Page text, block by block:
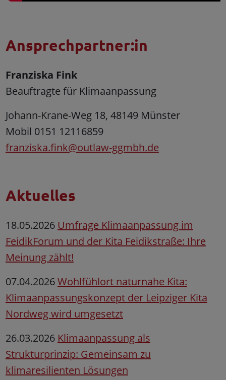
Ansprechpartner:in
Franziska Fink
Beauftragte für Klimaanpassung
Johann-Krane-Weg 18, 48149 Münster
Mobil 0151 12116859
franziska.fink@outlaw-ggmbh.de
Aktuelles
18.05.2026 Umfrage Klimaanpassung im
FeidikForum und der Kita Feidikstraße: Ihre
Meinung zählt!
07.04.2026Wohlfühlort naturnahe Kita:
Klimaanpassungskonzept der Leipziger Kita
Nordweg wird umgesetzt
26.03.2026 Klimaanpassung als
Strukturprinzip: Gemeinsam zu
klimaresilienten Lösungen